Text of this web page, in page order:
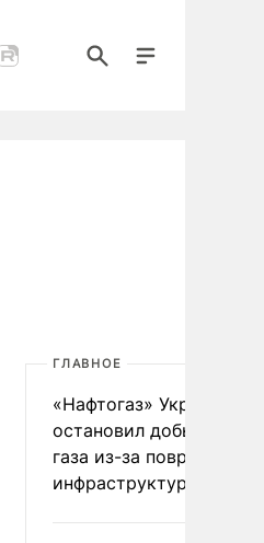
ГЛАВНОЕ
«Нафтогаз» Украины
остановил добычу
газа из-за повреждения
инфраструктуры